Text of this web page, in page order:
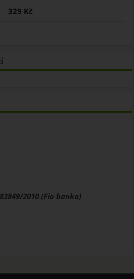
329 Kč
2010 (Fio banka)